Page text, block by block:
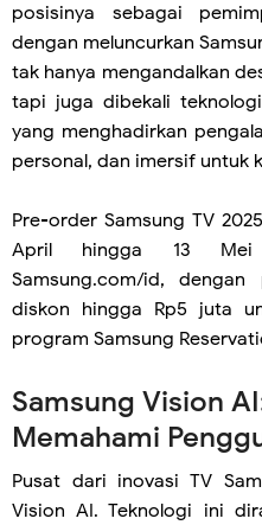
posisinya sebagai
dengan meluncurkan
tak hanya mengandalkan
tapi juga dibekali
yang menghadirkan
personal, dan imersif untuk
Pre-order Samsung TV
April hingga 13 Mei
Samsung.com/id,
diskon hingga Rp5 juta
program Samsung
Samsung Vision
Memahami
Pusat dari inovasi TV
Vision AI. Teknologi ini